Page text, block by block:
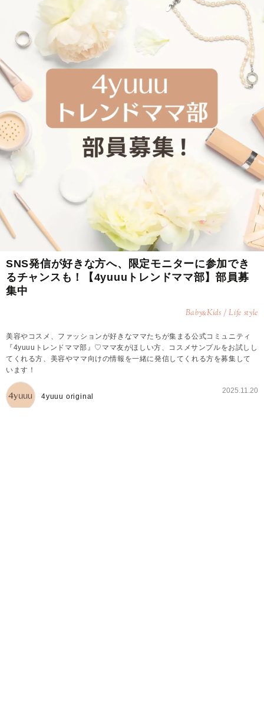
SNS発信が好きな方へ、限定モニターに参加でき
るチャンスも！【4yuuuトレンドママ部】部員募
集中
Baby&Kids / Life style
美容やコスメ、ファッションが好きなママたちが集まる公式コミュニティ
『4yuuuトレンドママ部』♡ママ友がほしい方、コスメサンプルをお試しし
てくれる方、美容やママ向けの情報を一緒に発信してくれる方を募集して
います！
4yuuu original
2025.11.20